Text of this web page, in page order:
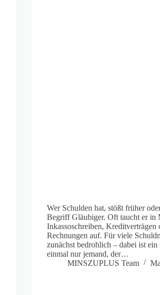
Wer Schulden hat, stößt früher
Begriff Gläubiger. Oft taucht er in
Inkassoschreiben, Kreditverträgen
Rechnungen auf. Für viele
zunächst bedrohlich – dabei ist ein
einmal nur jemand, der…
MINSZUPLUS Team